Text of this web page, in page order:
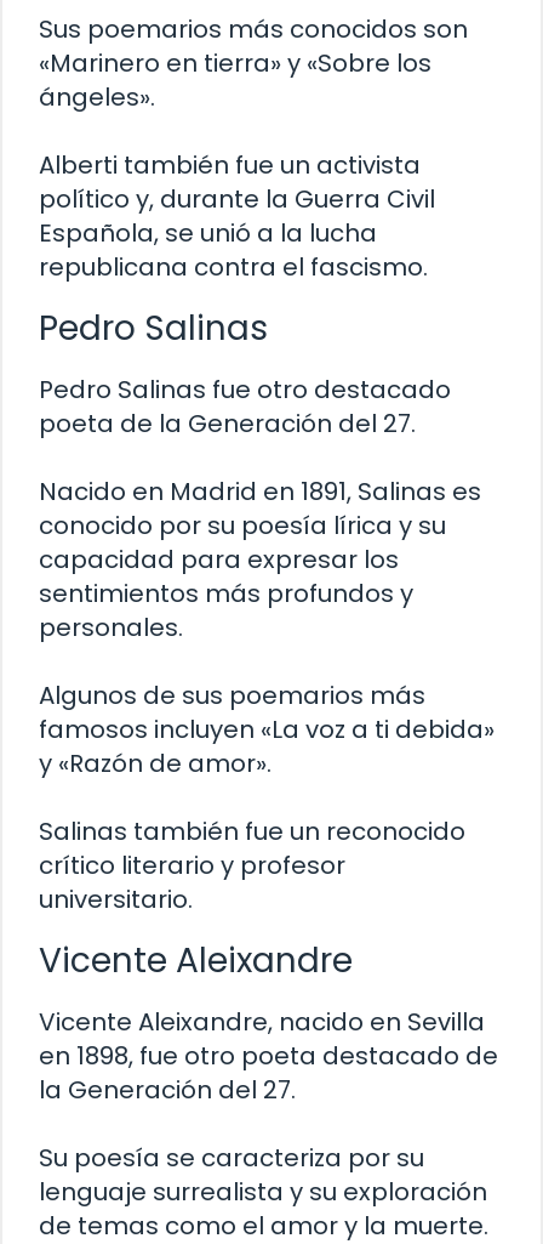
Sus poemarios más conocidos son
«Marinero en tierra» y «Sobre los
ángeles».
Alberti también fue un activista
político y, durante la Guerra Civil
Española, se unió a la lucha
republicana contra el fascismo.
Pedro Salinas
Pedro Salinas fue otro destacado
poeta de la Generación del 27.
Nacido en Madrid en 1891, Salinas es
conocido por su poesía lírica y su
capacidad para expresar los
sentimientos más profundos y
personales.
Algunos de sus poemarios más
famosos incluyen «La voz a ti debida»
y «Razón de amor».
Salinas también fue un reconocido
crítico literario y profesor
universitario.
Vicente Aleixandre
Vicente Aleixandre, nacido en Sevilla
en 1898, fue otro poeta destacado de
la Generación del 27.
Su poesía se caracteriza por su
lenguaje surrealista y su exploración
de temas como el amor y la muerte.